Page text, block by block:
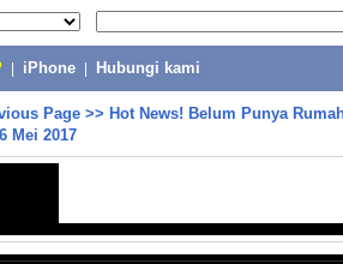
iPhone Hubungi kami
Page >> Hot News! Belum Punya
Mei 2017